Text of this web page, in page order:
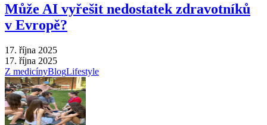
Může AI vyřešit nedostatek zdravotníků
v Evropě?
17. října 2025
17. října 2025
Z medicínyBlogLifestyle